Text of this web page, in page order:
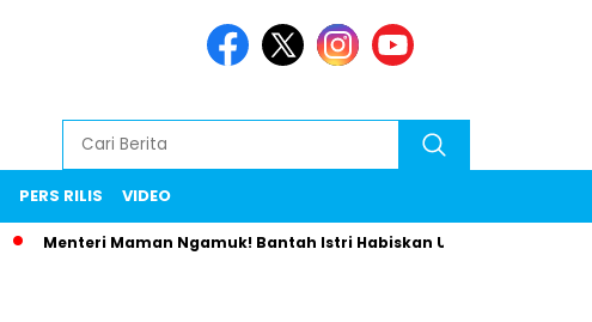
PERS RILIS VIDEO
Menteri Maman Ngamuk! Bantah Istri Habiskan Uang Negara Liburan ke